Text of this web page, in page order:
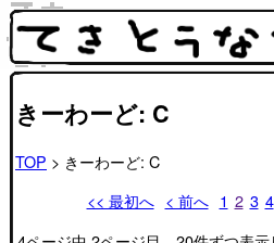
きーわーど: C
TOP > きーわーど: C
<< 最初へ < 前へ 1 2 3 4